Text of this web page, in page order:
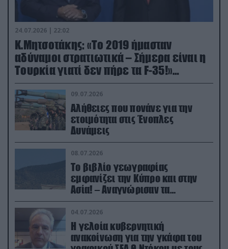
24.07.2026 | 22:02
Κ.Μητσοτάκης: «Το 2019 ήμασταν
αδύναμοι στρατιωτικά – Σήμερα είναι η
Τουρκία γιατί δεν πήρε τα F-35!»
(βίντεο)
09.07.2026
Αλήθειες που πονάνε για την
ετοιμότητα στις Ένοπλες
Δυνάμεις
08.07.2026
Το βιβλίο γεωγραφίας
εμφανίζει την Κύπρο και στην
Ασία! – Αναγνώρισαν τα
κατεχόμενα; (φωτο)
04.07.2026
Η γελοία κυβερνητική
ανακοίνωση για την γκάφα του